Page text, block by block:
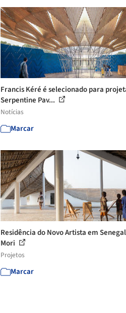
Francis Kéré é selecionado para
Serpentine Pav...
Notícias
Marcar
Residência do Novo Artista em
Mori
Projetos
Marcar